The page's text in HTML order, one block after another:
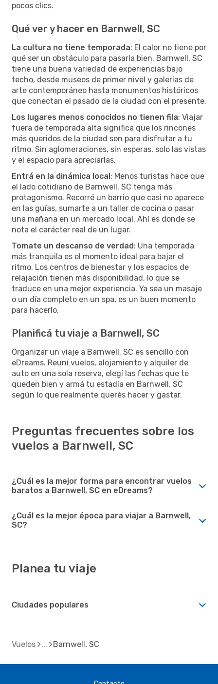
pocos clics.
Qué ver y hacer en Barnwell, SC
La cultura no tiene temporada: El calor no tiene por
qué ser un obstáculo para pasarla bien. Barnwell, SC
tiene una buena variedad de experiencias bajo
techo, desde museos de primer nivel y galerías de
arte contemporáneo hasta monumentos históricos
que conectan el pasado de la ciudad con el presente.
Los lugares menos conocidos no tienen fila: Viajar
fuera de temporada alta significa que los rincones
más queridos de la ciudad son para disfrutar a tu
ritmo. Sin aglomeraciones, sin esperas, solo las vistas
y el espacio para apreciarlas.
Entrá en la dinámica local: Menos turistas hace que
el lado cotidiano de Barnwell, SC tenga más
protagonismo. Recorré un barrio que casi no aparece
en las guías, sumarte a un taller de cocina o pasar
una mañana en un mercado local. Ahí es donde se
nota el carácter real de un lugar.
Tomate un descanso de verdad: Una temporada
más tranquila es el momento ideal para bajar el
ritmo. Los centros de bienestar y los espacios de
relajación tienen más disponibilidad, lo que se
traduce en una mejor experiencia. Ya sea un masaje
o un día completo en un spa, es un buen momento
para hacerlo.
Planificá tu viaje a Barnwell, SC
Organizar un viaje a Barnwell, SC es sencillo con
eDreams. Reuní vuelos, alojamiento y alquiler de
auto en una sola reserva, elegí las fechas que te
queden bien y armá tu estadía en Barnwell, SC
según lo que realmente querés hacer y gastar.
Preguntas frecuentes sobre los
vuelos a Barnwell, SC
¿Cuál es la mejor forma para encontrar vuelos
baratos a Barnwell, SC en eDreams?
¿Cuál es la mejor época para viajar a Barnwell,
SC?
Planea tu viaje
Ciudades populares
Vuelos Barnwell, SC